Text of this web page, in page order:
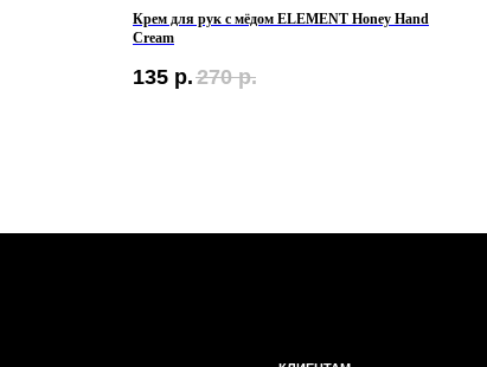
Крем для рук с мёдом ELEMENT Honey Hand
Cream
135 р. 270 р.КЛИЕНТАМ